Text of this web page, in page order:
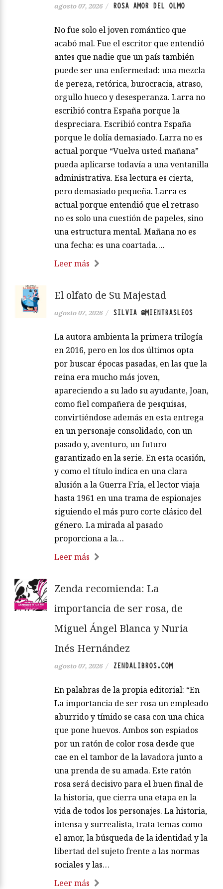
agosto 07, 2026 / ROSA AMOR DEL OLMO
No fue solo el joven romántico que
acabó mal. Fue el escritor que entendió
antes que nadie que un país también
puede ser una enfermedad: una mezcla
de pereza, retórica, burocracia, atraso,
orgullo hueco y desesperanza. Larra no
escribió contra España porque la
despreciara. Escribió contra España
porque le dolía demasiado. Larra no es
actual porque “Vuelva usted mañana”
pueda aplicarse todavía a una ventanilla
administrativa. Esa lectura es cierta,
pero demasiado pequeña. Larra es
actual porque entendió que el retraso
no es solo una cuestión de papeles, sino
una estructura mental. Mañana no es
una fecha: es una coartada….
Leer más
El olfato de Su Majestad
agosto 07, 2026 / SILVIA @MIENTRASLEOS
La autora ambienta la primera trilogía
en 2016, pero en los dos últimos opta
por buscar épocas pasadas, en las que la
reina era mucho más joven,
apareciendo a su lado su ayudante, Joan,
como fiel compañera de pesquisas,
convirtiéndose además en esta entrega
en un personaje consolidado, con un
pasado y, aventuro, un futuro
garantizado en la serie. En esta ocasión,
y como el título indica en una clara
alusión a la Guerra Fría, el lector viaja
hasta 1961 en una trama de espionajes
siguiendo el más puro corte clásico del
género. La mirada al pasado
proporciona a la…
Leer más
Zenda recomienda: La
importancia de ser rosa, de
Miguel Ángel Blanca y Nuria
Inés Hernández
agosto 07, 2026 / ZENDALIBROS.COM
En palabras de la propia editorial: “En
La importancia de ser rosa un empleado
aburrido y tímido se casa con una chica
que pone huevos. Ambos son espiados
por un ratón de color rosa desde que
cae en el tambor de la lavadora junto a
una prenda de su amada. Este ratón
rosa será decisivo para el buen final de
la historia, que cierra una etapa en la
vida de todos los personajes. La historia,
intensa y surrealista, trata temas como
el amor, la búsqueda de la identidad y la
libertad del sujeto frente a las normas
sociales y las…
Leer más